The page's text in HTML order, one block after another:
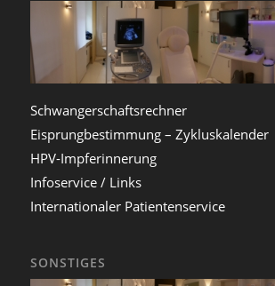
Schwangerschaftsrechner
Eisprungbestimmung – Zykluskalender
HPV-Impferinnerung
Infoservice / Links
Internationaler Patientenservice
SONSTIGES